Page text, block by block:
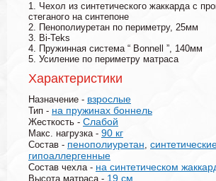
1. Чехол из синтетического жаккарда с
стеганого на синтепоне
2. Пенополиуретан по периметру, 25мм
3. Bi-Teks
4. Пружинная система “ Bonnell ”, 140мм
5. Усиление по периметру матраса
Характеристики
Назначение - взрослые
Тип - на пружинах боннель
Жесткость - Слабой
Макс. нагрузка - 90 кг
Состав - пенополиуретан,
гипоаллергенные
Состав чехла - на синтетическом
Высота матраса - 19 см